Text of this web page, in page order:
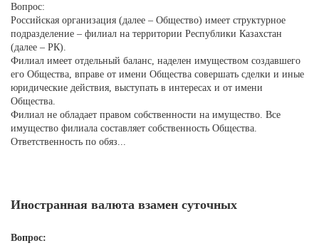
Вопрос:
Российская организация (далее – Общество) имеет структурное
подразделение – филиал на территории Республики Казахстан
(далее – РК).
Филиал имеет отдельный баланс, наделен имуществом создавшего
его Общества, вправе от имени Общества совершать сделки и иные
юридические действия, выступать в интересах и от имени
Общества.
Филиал не обладает правом собственности на имущество. Все
имущество филиала составляет собственность Общества.
Ответственность по обяз...
Иностранная валюта взамен суточных
Вопрос: